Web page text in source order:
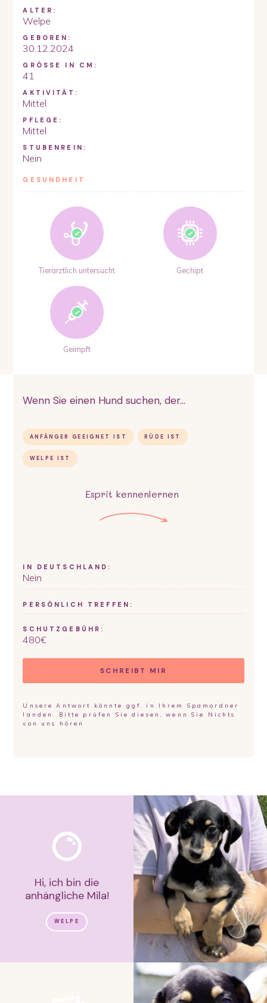
ALTER:
Welpe
GEBOREN:
30.12.2024
GRÖSSE IN CM:
41
AKTIVITÄT:
Mittel
PFLEGE:
Mittel
STUBENREIN:
Nein
GESUNDHEIT
Tierärztlich untersucht Gechipt
Geimpft
Wenn Sie einen Hund suchen, der...
ANFÄNGER GEEIGNET IST RÜDE IST
WELPE IST
Esprit kennenlernen
IN DEUTSCHLAND:
Nein
PERSÖNLICH TREFFEN:
SCHUTZGEBÜHR:
480€
SCHREIBT MIR
Unsere Antwort könnte ggf. in Ihrem Spamordner
landen. Bitte prüfen Sie diesen, wenn Sie Nichts
von uns hören
Hi, ich bin die
anhängliche Mila!
WELPE